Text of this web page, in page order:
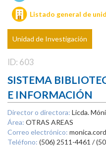
Listado general de
Unidad de Investigación
ID: 603
SISTEMA
E INFORMACIÓN
Director o directora: Licda.
Área: OTRAS AREAS
Correo electrónico:
Teléfono: (506) 2511-4461 /